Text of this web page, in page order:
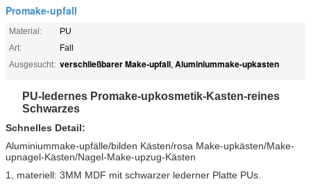
Promake-upfall
Material:
PU
Art:
Fall
Ausgesucht: verschließbarer Make-upfall, Aluminiummake-upkasten
PU-ledernes Promake-upkosmetik-Kasten-reines
Schwarzes
Schnelles Detail:
Aluminiummake-upfälle/bilden Kästen/rosa Make-upkästen/Make-
upnagel-Kästen/Nagel-Make-upzug-Kästen
1, materiell: 3MM MDF mit schwarzer lederner Platte PUs.